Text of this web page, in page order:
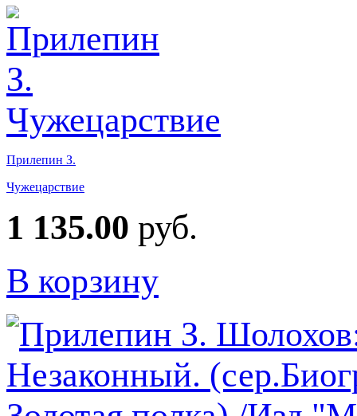
Прилепин З.
Чужецарствие
1 135.00 руб.
В корзину